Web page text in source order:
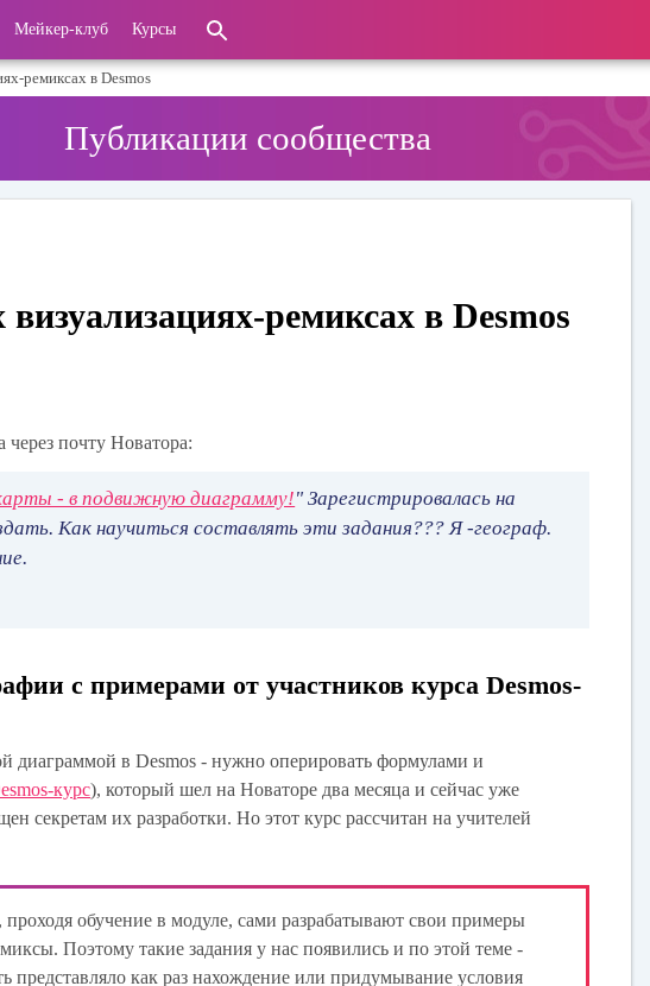
Мейкер-клуб Курсы
ремиксах в Desmos
Публикации сообщества
ремиксах в Desmos
через почту Новатора:
- в подвижную диаграмму!" Зарегистрировалась на
Как научиться составлять эти задания??? Я -географ.
с примерами от участников курса Desmos-
диаграммой в Desmos - нужно оперировать формулами и
курс), который шел на Новаторе два месяца и сейчас уже
секретам их разработки. Но этот курс рассчитан на учителей
обучение в модуле, сами разрабатывают свои примеры
Поэтому такие задания у нас появились и по этой теме -
представляло как раз нахождение или придумывание условия